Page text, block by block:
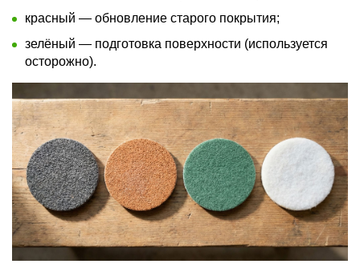
красный — обновление старого покрытия;
зелёный — подготовка поверхности (используется
осторожно).